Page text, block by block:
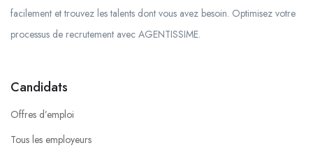
facilement et trouvez les talents dont vous avez besoin. Optimisez votre
processus de recrutement avec AGENTISSIME.
Candidats
Offres d’emploi
Tous les employeurs